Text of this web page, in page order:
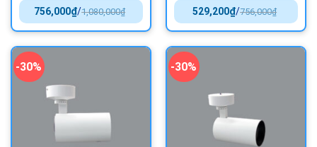
1,080,000₫
/
756,000₫
vượt trội
756,000₫
/
529,200₫
-30% -30%